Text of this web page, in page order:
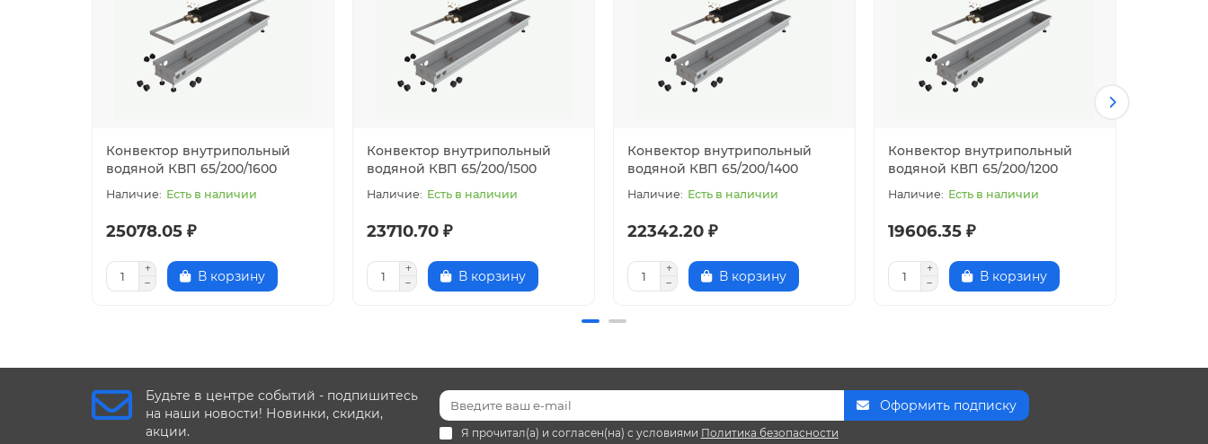
Размеры(Ш/Г/Д)
200x65x1800 мм
Конвектор внутрипольный
водяной КВП 65/200/1600
Есть в наличии
25078.05 ₽
В корзину
Конвектор внутрипольный
водяной КВП 65/200/1500
Есть в наличии
23710.70 ₽
В корзину
Конвектор внутрипольный
водяной КВП 65/200/1400
Есть в наличии
22342.20 ₽
В корзину
Конвектор внутрипольный
водяной КВП 65/200/1200
Есть в наличии
19606.35 ₽
В корзину
Будьте в центре событий - подпишитесь
на наши новости! Новинки, скидки,
акции.
Оформить подписку
Я прочитал(а) и согласен(на) с условиями Политика безопасности